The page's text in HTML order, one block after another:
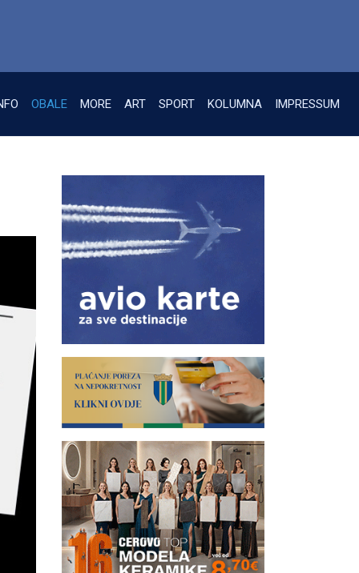
OBALE MORE ART SPORT KOLUMNA IMPRESSUM